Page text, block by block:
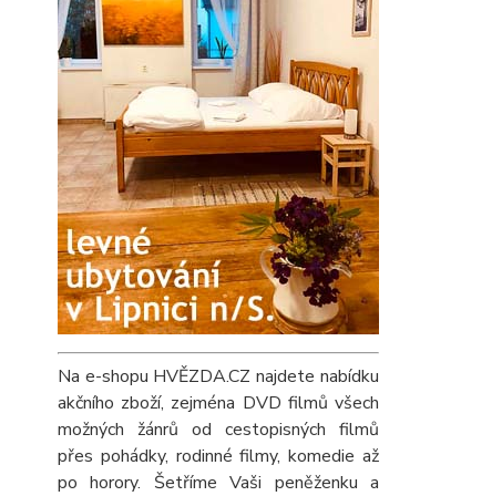
Na e-shopu HVĚZDA.CZ najdete nabídku
akčního zboží, zejména DVD filmů všech
možných žánrů od cestopisných filmů
přes pohádky, rodinné filmy, komedie až
po horory. Šetříme Vaši peněženku a